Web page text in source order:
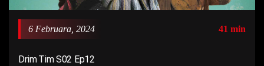
6 Februara, 2024 41 min
Drim Tim S02 Ep12